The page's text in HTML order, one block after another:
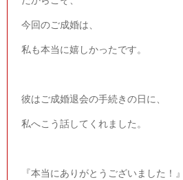
今回のご成婚は、
私も本当に嬉しかったです。
彼はご成婚退会の手続きの日に、
私へこう話してくれました。
『本当にありがとうございました！』